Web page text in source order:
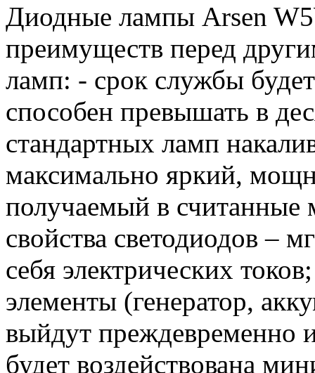
Диодные лампы Arsen
преимуществ перед
ламп: - срок службы
способен превышать в
стандартных ламп
максимально яркий,
получаемый в считанные
свойства светодиодов –
себя электрических
элементы (генератор,
выйдут преждевременно
будет воздействована